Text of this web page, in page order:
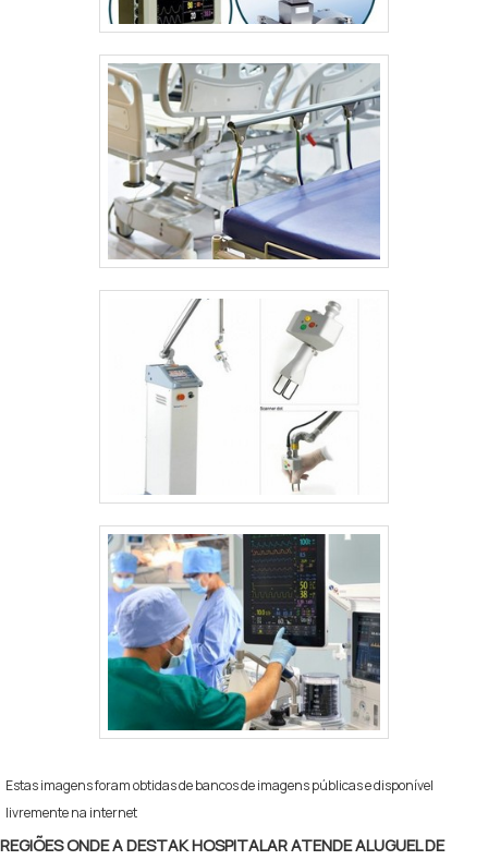
Estas imagens foram obtidas de bancos de imagens públicas e disponível
livremente na internet
REGIÕES ONDE A DESTAK HOSPITALAR ATENDE ALUGUEL DE